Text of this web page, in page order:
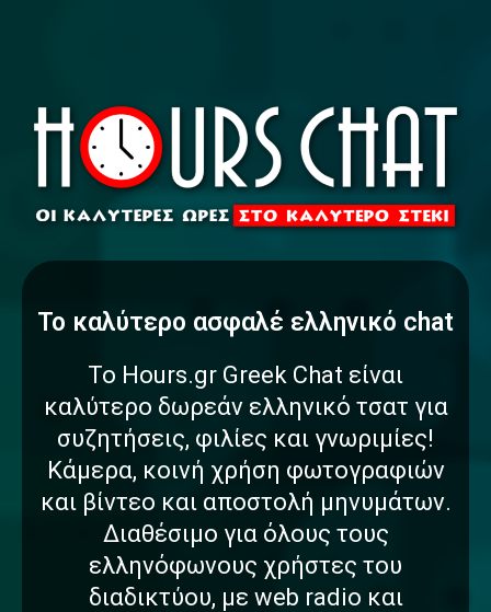
To καλύτερο ασφαλ ές ελληνικό
Το Hours.gr Greek Chat είναι
καλύτερο δωρεάν ελληνικό τσατ για
συζητήσεις, φιλίες και γνωριμίες!
Κάμερα, κοινή χρήση φωτογραφιών
και βίντεο και αποστολή μηνυμάτων.
Διαθέσιμο για όλους τους
ελληνόφωνους χρήστες του